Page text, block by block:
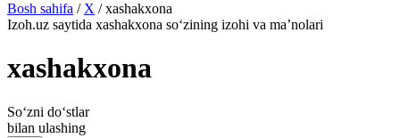
Bosh sahifa / X / xashakxona
Izoh.uz saytida xashakxona so‘zining izohi va ma’nolari
xashakxona
So‘zni do‘stlar
bilan ulashing